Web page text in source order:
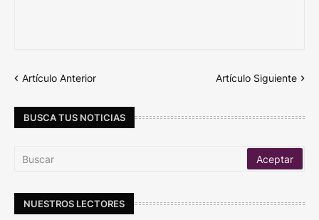
Artículo Anterior Artículo Siguiente
BUSCA TUS NOTICIAS
NUESTROS LECTORES